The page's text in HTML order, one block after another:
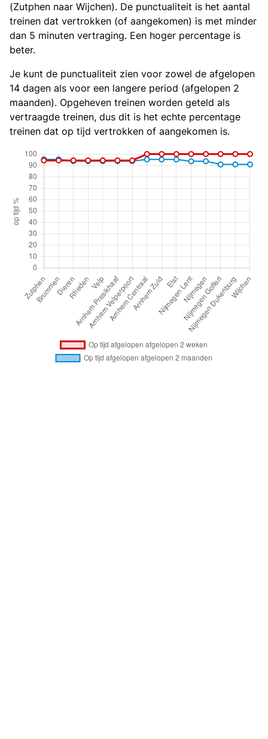
(Zutphen naar Wijchen). De punctualiteit is het aantal
treinen dat vertrokken (of aangekomen) is met minder
dan 5 minuten vertraging. Een hoger percentage is
beter.
Je kunt de punctualiteit zien voor zowel de afgelopen
14 dagen als voor een langere period (afgelopen 2
maanden). Opgeheven treinen worden geteld als
vertraagde treinen, dus dit is het echte percentage
treinen dat op tijd vertrokken of aangekomen is.